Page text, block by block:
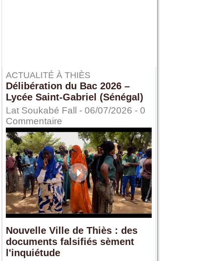
ACTUALITÉ À THIÈS
Délibération du Bac 2026 –
Lycée Saint-Gabriel (Sénégal)
Lat Soukabé Fall - 06/07/2026 - 0
Commentaire
Nouvelle Ville de Thiès : des
documents falsifiés sèment
l'inquiétude